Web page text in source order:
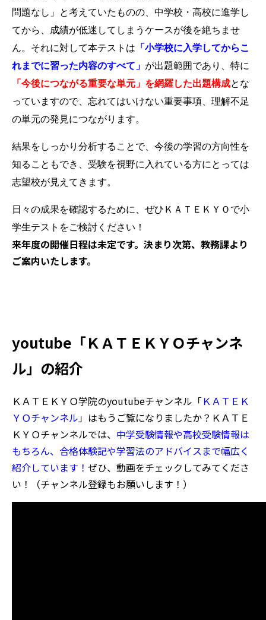
問題なし」
と考えていたものの、中学校・高校に進学し
てから、成績が低迷してしまうケースが後を絶ちませ
ん。それに対して本テストは 「小学校に入学してからこ
れまでに習った内容のすべて」 が出題範囲であり、特に
「今後につながる重要な単元」を網羅した出題構成とな
っていますので、忘れてはいけない重要事項、理解不足
の単元の発見につながります。
結果をしっかり分析することで、今後の学習の方向性を
知ることもでき、受験を視野に入れている方にとっては
志望校が見えてきます。
日々の成果を確認するために、 ぜひＫＡＴＥＫＹＯで小
学生テストをご検討ください！
来年度の開催日程は未定です。決まり次第、教務課より
ご案内いたします。
youtube「ＫＡＴＥＫＹＯチャンネ
ル」の紹介
ＫＡＴＥＫＹＯ学院のyoutubeチャンネル「ＫＡＴＥＫ
ＹＯチャンネル 」はもうご覧になりましたか？ＫＡＴＥ
ＫＹＯチャンネルでは、 中学受験情報や高校受験情報は
もちろん、合格体験記や学習法のアドバイスまで幅広く
紹介しています！ ぜひ、動画をチェックしてみてくださ
い！（チャンネル登録もお願いします！）